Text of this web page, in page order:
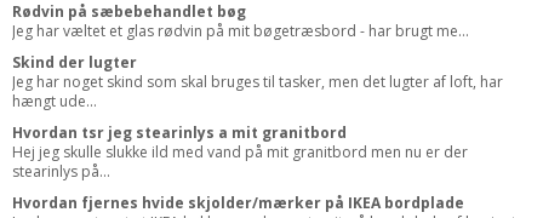
Rødvin på sæbebehandlet bøg
Jeg har væltet et glas rødvin på mit bøgetræsbord - har brugt me...
Skind der lugter
Jeg har noget skind som skal bruges til tasker, men det lugter af loft, har
hængt ude...
Hvordan tsr jeg stearinlys a mit granitbord
Hej jeg skulle slukke ild med vand på mit granitbord men nu er der
stearinlys på...
Hvordan fjernes hvide skjolder/mærker på IKEA bordplade